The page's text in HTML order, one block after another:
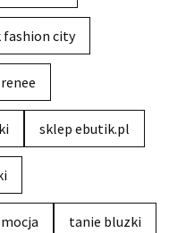
fashion city
renee
sklep ebutik.pl
tanie bluzki